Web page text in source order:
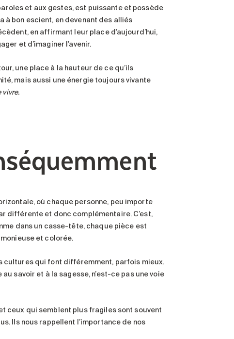
et aux gestes, est puissante et possède
à bon escient, en devenant des alliés
en affirmant leur place d’aujourd’hui,
et d’imaginer l’avenir.
une place à la hauteur de ce qu’ils
mais aussi une énergie toujours vivante
vivre.
où chaque personne, peu importe
différente et donc complémentaire. C’est,
dans un casse-tête, chaque pièce est
et colorée.
cultures qui font différemment, parfois mieux.
savoir et à la sagesse, n’est-ce pas une voie
ceux qui semblent plus fragiles sont souvent
Ils nous rappellent l’importance de nos